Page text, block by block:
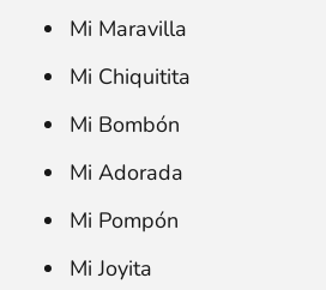
Mi Maravilla
Mi Chiquitita
Mi Bombón
Mi Adorada
Mi Pompón
Mi Joyita